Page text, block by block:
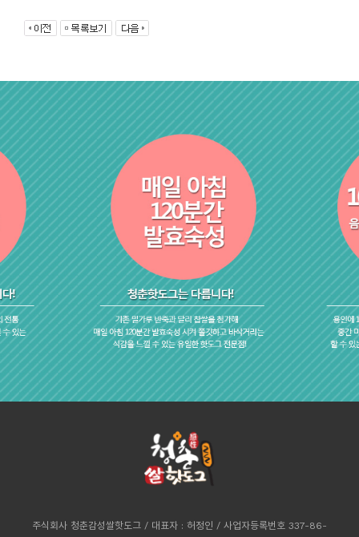
주식회사 청춘감성쌀핫도그 / 대표자 : 허정인 / 사업자등록번호 337-86-